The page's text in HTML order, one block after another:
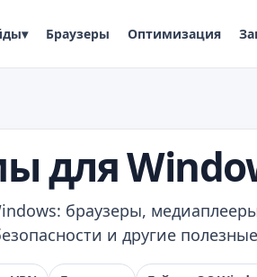
▾ Браузеры Оптимизация
для
браузеры,
и другие